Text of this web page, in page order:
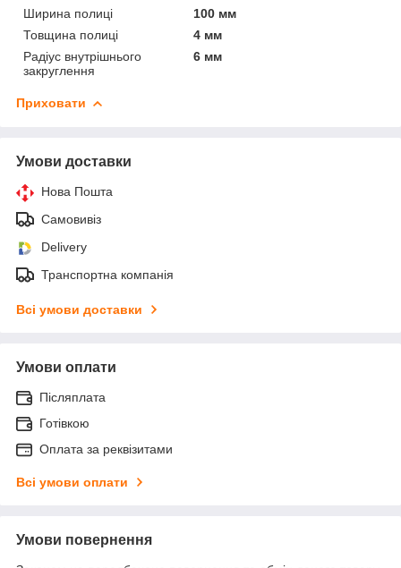
Ширина полиці
100 мм
Товщина полиці
4 мм
Радіус внутрішнього
закруглення
6 мм
Приховати
Умови доставки
Нова Пошта
Самовивіз
Delivery
Транспортна компанія
Всі умови доставки
Умови оплати
Післяплата
Готівкою
Оплата за реквізитами
Всі умови оплати
Умови повернення